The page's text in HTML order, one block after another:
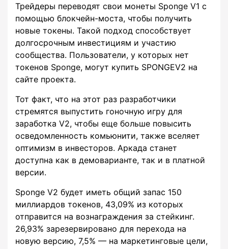
Трейдеры переводят свои монеты Sponge V1 с
помощью блокчейн-моста, чтобы получить
новые токены. Такой подход способствует
долгосрочным инвестициям и участию
сообщества. Пользователи, у которых нет
токенов Sponge, могут купить SPONGEV2 на
сайте проекта.
Тот факт, что на этот раз разработчики
стремятся выпустить гоночную игру для
заработка V2, чтобы еще больше повысить
осведомленность комьюнити, также вселяет
оптимизм в инвесторов. Аркада станет
доступна как в демоварианте, так и в платной
версии.
Sponge V2 будет иметь общий запас 150
миллиардов токенов, 43,09% из которых
отправится на вознаграждения за стейкинг.
26,93% зарезервировано для перехода на
новую версию, 7,5% — на маркетинговые цели,